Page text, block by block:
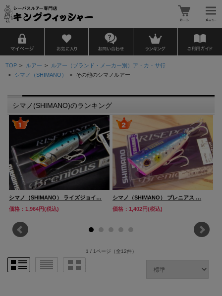
TOP > ルアー > ルアー（ブランド・メーカー別）ア・カ・サ行
> シマノ（SHIMANO） > その他のシマノルアー
シマノ(SHIMANO)のランキング
シマノ（SHIMANO） ライズジョイ…
価格：1,964円(税込)
シマノ（SHIMANO） ブレニアス …
価格：1,402円(税込)
1 / 1ページ （全12件）